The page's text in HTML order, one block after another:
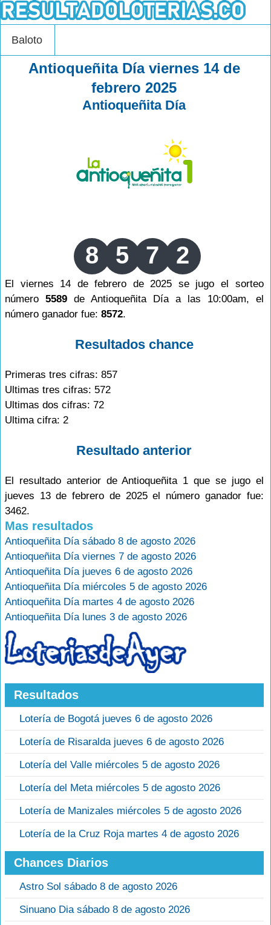
Baloto
Antioqueñita Día viernes 14 de
febrero 2025
Antioqueñita Día
8 5 7 2
El viernes 14 de febrero de 2025 se jugo el sorteo
número 5589de Antioqueñita Día a las 10:00am, el
número ganador fue: 8572.
Resultados chance
Primeras tres cifras: 857
Ultimas tres cifras: 572
Ultimas dos cifras: 72
Ultima cifra: 2
Resultado anterior
El resultado anterior de Antioqueñita 1 que se jugo el
jueves 13 de febrero de 2025 el número ganador fue:
3462.
Mas resultados
Antioqueñita Día sábado 8 de agosto 2026
Antioqueñita Día viernes 7 de agosto 2026
Antioqueñita Día jueves 6 de agosto 2026
Antioqueñita Día miércoles 5 de agosto 2026
Antioqueñita Día martes 4 de agosto 2026
Antioqueñita Día lunes 3 de agosto 2026
Resultados
Lotería de Bogotá jueves 6 de agosto 2026
Lotería de Risaralda jueves 6 de agosto 2026
Lotería del Valle miércoles 5 de agosto 2026
Lotería del Meta miércoles 5 de agosto 2026
Lotería de Manizales miércoles 5 de agosto 2026
Lotería de la Cruz Roja martes 4 de agosto 2026
Chances Diarios
Astro Sol sábado 8 de agosto 2026
Sinuano Dia sábado 8 de agosto 2026